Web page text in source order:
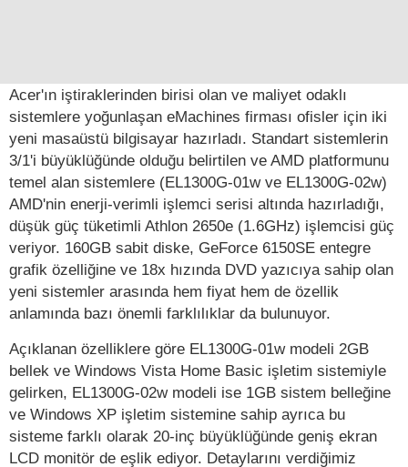
Acer'ın iştiraklerinden birisi olan ve maliyet odaklı
sistemlere yoğunlaşan eMachines firması ofisler için iki
yeni masaüstü bilgisayar hazırladı. Standart sistemlerin
3/1'i büyüklüğünde olduğu belirtilen ve AMD platformunu
temel alan sistemlere (EL1300G-01w ve EL1300G-02w)
AMD'nin enerji-verimli işlemci serisi altında hazırladığı,
düşük güç tüketimli Athlon 2650e (1.6GHz) işlemcisi güç
veriyor. 160GB sabit diske, GeForce 6150SE entegre
grafik özelliğine ve 18x hızında DVD yazıcıya sahip olan
yeni sistemler arasında hem fiyat hem de özellik
anlamında bazı önemli farklılıklar da bulunuyor.
Açıklanan özelliklere göre EL1300G-01w modeli 2GB
bellek ve Windows Vista Home Basic işletim sistemiyle
gelirken, EL1300G-02w modeli ise 1GB sistem belleğine
ve Windows XP işletim sistemine sahip ayrıca bu
sisteme farklı olarak 20-inç büyüklüğünde geniş ekran
LCD monitör de eşlik ediyor. Detaylarını verdiğimiz